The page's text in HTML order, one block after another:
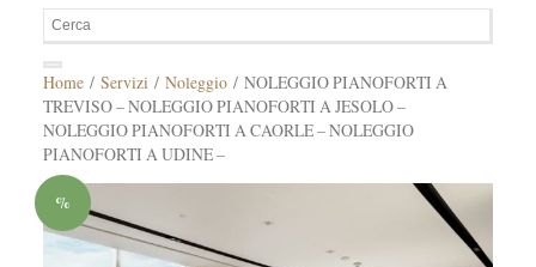
Home/ Servizi / Noleggio/ NOLEGGIO PIANOFORTI A
TREVISO – NOLEGGIO PIANOFORTI A JESOLO –
NOLEGGIO PIANOFORTI A CAORLE – NOLEGGIO
PIANOFORTI A UDINE –
%